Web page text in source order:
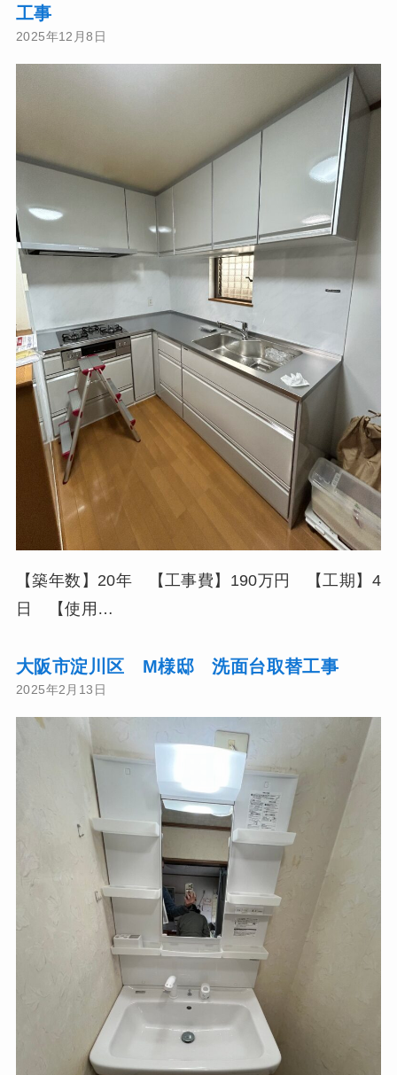
工事
2025年12月8日
【築年数】20年 【工事費】190万円 【工期】4
日 【使用…
大阪市淀川区 M様邸 洗面台取替工事
2025年2月13日